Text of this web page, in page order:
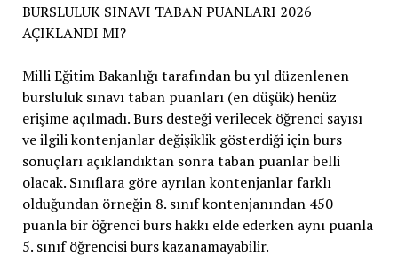
BURSLULUK SINAVI TABAN PUANLARI 2026
AÇIKLANDI MI?
Milli Eğitim Bakanlığı tarafından bu yıl düzenlenen
bursluluk sınavı taban puanları (en düşük) henüz
erişime açılmadı. Burs desteği verilecek öğrenci sayısı
ve ilgili kontenjanlar değişiklik gösterdiği için burs
sonuçları açıklandıktan sonra taban puanlar belli
olacak. Sınıflara göre ayrılan kontenjanlar farklı
olduğundan örneğin 8. sınıf kontenjanından 450
puanla bir öğrenci burs hakkı elde ederken aynı puanla
5. sınıf öğrencisi burs kazanamayabilir.